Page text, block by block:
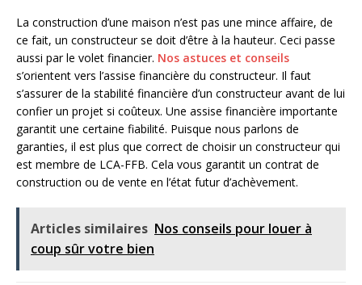
La construction d’une maison n’est pas une mince affaire, de
ce fait, un constructeur se doit d’être à la hauteur. Ceci passe
aussi par le volet financier. Nos astuces et conseils
s’orientent vers l’assise financière du constructeur. Il faut
s’assurer de la stabilité financière d’un constructeur avant de lui
confier un projet si coûteux. Une assise financière importante
garantit une certaine fiabilité. Puisque nous parlons de
garanties, il est plus que correct de choisir un constructeur qui
est membre de LCA-FFB. Cela vous garantit un contrat de
construction ou de vente en l’état futur d’achèvement.
Articles similaires Nos conseils pour louer à
coup sûr votre bien